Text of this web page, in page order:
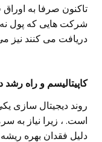
تاکنون صرفا به
شرکت هایی‌ که پول نه
دریافت می‌ کنند نیز
کاپیتالیسم و راه رشد
روند دیجیتال سازی
است. ، زیرا نیاز به
دلیل فقدان بهره